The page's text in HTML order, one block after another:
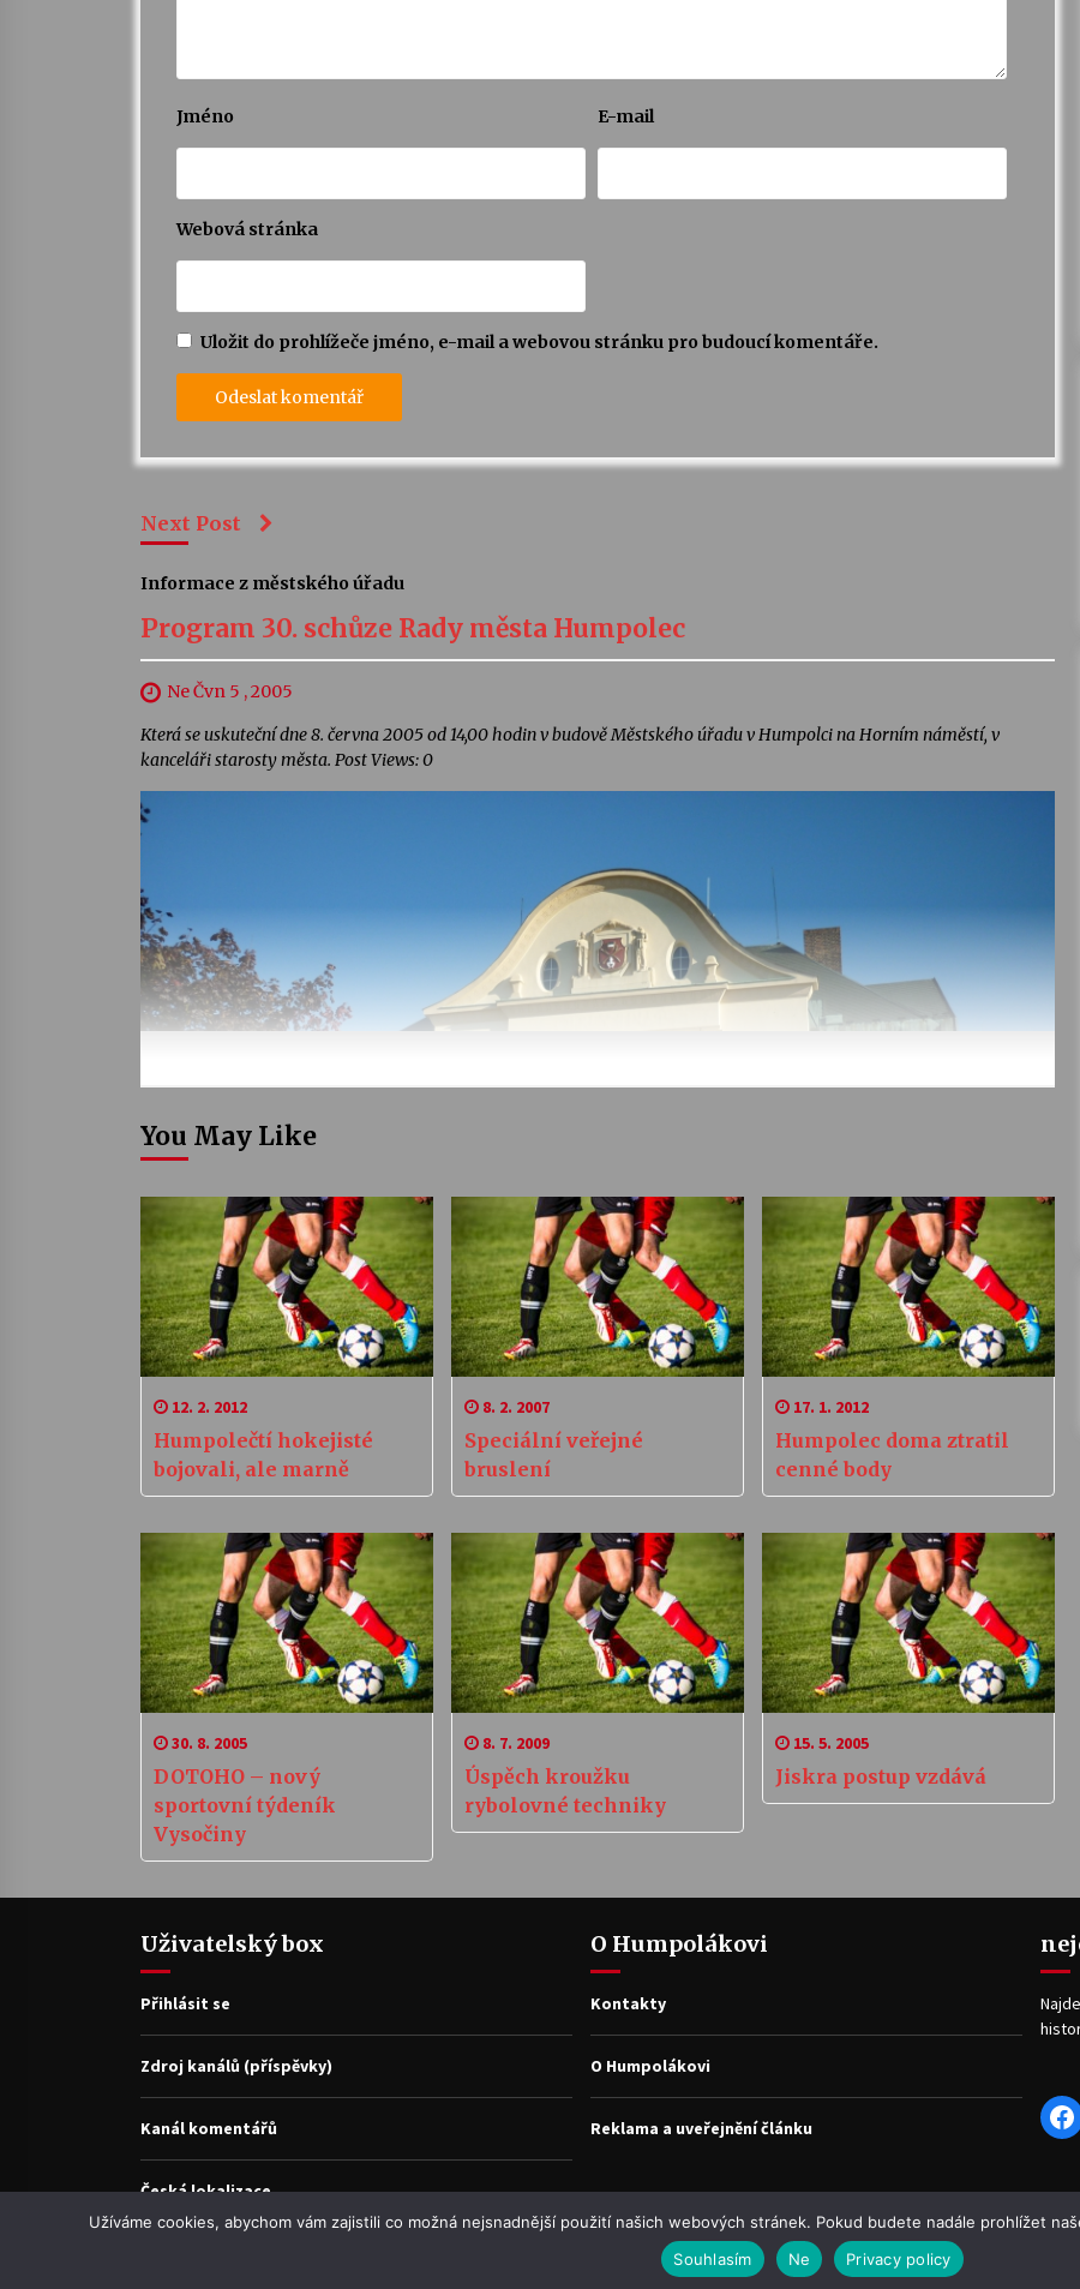
Jméno E-mail
Webová stránka
Uložit do prohlížeče jméno, e-mail a webovou stránku pro budoucí komentáře.
Next Post
Informace z městského úřadu
Program 30. schůze Rady města Humpolec
Ne Čvn 5 , 2005
Která se uskuteční dne 8. června 2005 od 14,00 hodin v budově Městského úřadu v Humpolci na Horním náměstí, v
kanceláři starosty města. Post Views: 0
You May Like
12. 2. 2012
Humpolečtí hokejisté
bojovali, ale marně
8. 2. 2007
Speciální veřejné
bruslení
17. 1. 2012
Humpolec doma ztratil
cenné body
30. 8. 2005
DOTOHO – nový
sportovní týdeník
Vysočiny
8. 7. 2009
Úspěch kroužku
rybolovné techniky
15. 5. 2005
Jiskra postup vzdává
Uživatelský box
Přihlásit se
Zdroj kanálů (příspěvky)
Kanál komentářů
Česká lokalizace
O Humpolákovi
Kontakty
O Humpolákovi
Reklama a uveřejnění článku
Užíváme cookies, abychom vám zajistili co možná nejsnadnější použití našich webových stránek. Pokud budete nadále prohlížet
Souhlasím
Ne Privacy policy